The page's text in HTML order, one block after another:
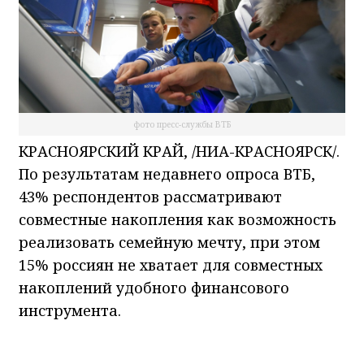
фото пресс-службы ВТБ
КРАСНОЯРСКИЙ КРАЙ, /НИА-КРАСНОЯРСК/.
По результатам недавнего опроса ВТБ,
43% респондентов рассматривают
совместные накопления как возможность
реализовать семейную мечту, при этом
15% россиян не хватает для совместных
накоплений удобного финансового
инструмента.